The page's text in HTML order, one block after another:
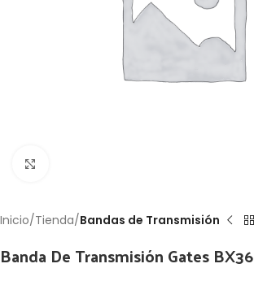
Inicio Tienda Bandas de Transmisión
Banda De Transmisión Gates BX36